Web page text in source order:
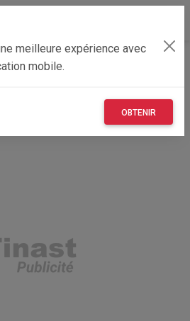
meilleure expérience avec
mobile.
OBTENIR
Particulier